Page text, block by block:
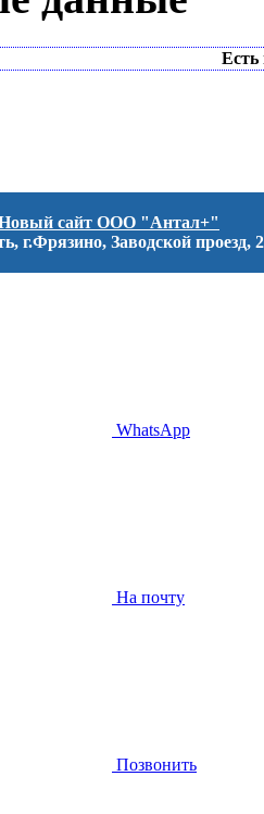
Есть
сайт ООО "Антал+"
г.Фрязино, Заводской проезд, 2
WhatsApp
На почту
Позвонить